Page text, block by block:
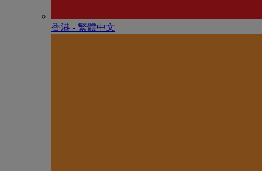
香港 - 繁體中文